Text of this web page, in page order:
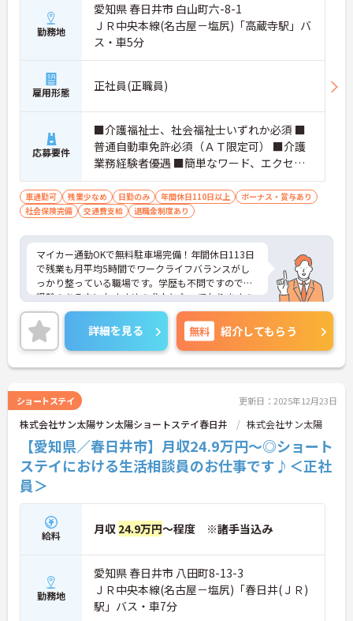
勤務地
愛知県 春日井市 白山町六-8-1
ＪＲ中央本線(名古屋－塩尻)「高蔵寺駅」バ
ス・車5分
雇用形態 正社員(正職員)
応募要件
■介護福祉士、社会福祉士いずれか必須 ■
普通自動車免許必須（ＡＴ限定可） ■介護
業務経験者優遇 ■簡単なワード、エクセル
操作経験
車通勤可 残業少なめ 日勤のみ 年間休日110日以上
ボーナス・賞与あり
社会保険完備
交通費支給 退職金制度あり
マイカー通勤OKで無料駐車場完備！年間休日113日
で残業も月平均5時間でワークライフバランスがし
っかり整っている職場です。学歴も不問ですので、
経験のある方におすすめの求人となっておりますの
でご興味のある方はご面接ポイントお伝えしますの
でご気軽にお問い合わせください。
詳細を見る 無料 紹介してもらう
ショートステイ 更新日：2025年12月23日
株式会社サン太陽サン太陽ショートステイ春日井 株式会社サン太陽
【愛知県／春日井市】月収24.9万円～◎ショート
ステイにおける生活相談員のお仕事です♪＜正社
員＞
給料 月収 24.9万円～程度 ※諸手当込み
勤務地
愛知県 春日井市 八田町8-13-3
ＪＲ中央本線(名古屋－塩尻)「春日井(ＪＲ)
駅」バス・車7分